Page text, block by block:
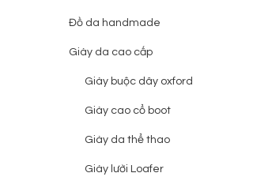
Đồ da handmade
Giày da cao cấp
Giày buộc dây oxford
Giày cao cổ boot
Giày da thể thao
Giày lười Loafer